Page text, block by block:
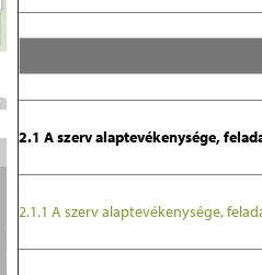
2.1 A szerv alaptevékenysége,
2.1.1 A szerv alaptevékenysége,